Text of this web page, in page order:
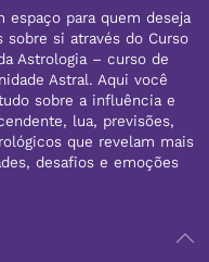
espaço para quem deseja
sobre si através do Curso
Astrologia – curso de
Astral. Aqui você
sobre a influência e
lua, previsões,
que revelam mais
desafios e emoções